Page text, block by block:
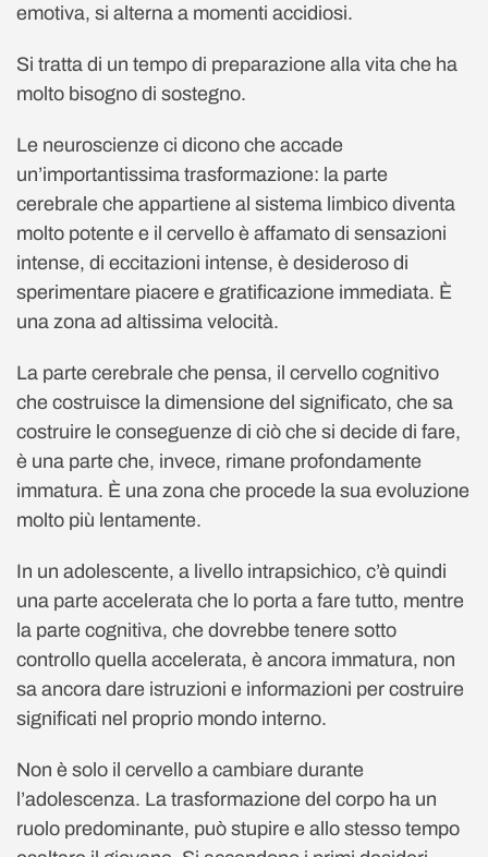
emotiva, si alterna a momenti accidiosi.
Si tratta di un tempo di preparazione alla vita che ha
molto bisogno di sostegno.
Le neuroscienze ci dicono che accade
un’importantissima trasformazione: la parte
cerebrale che appartiene al sistema limbico diventa
molto potente e il cervello è affamato di sensazioni
intense, di eccitazioni intense, è desideroso di
sperimentare piacere e gratificazione immediata. È
una zona ad altissima velocità.
La parte cerebrale che pensa, il cervello cognitivo
che costruisce la dimensione del significato, che sa
costruire le conseguenze di ciò che si decide di fare,
è una parte che, invece, rimane profondamente
immatura. È una zona che procede la sua evoluzione
molto più lentamente.
In un adolescente, a livello intrapsichico, c’è quindi
una parte accelerata che lo porta a fare tutto, mentre
la parte cognitiva, che dovrebbe tenere sotto
controllo quella accelerata, è ancora immatura, non
sa ancora dare istruzioni e informazioni per costruire
significati nel proprio mondo interno.
Non è solo il cervello a cambiare durante
l’adolescenza. La trasformazione del corpo ha un
ruolo predominante, può stupire e allo stesso tempo